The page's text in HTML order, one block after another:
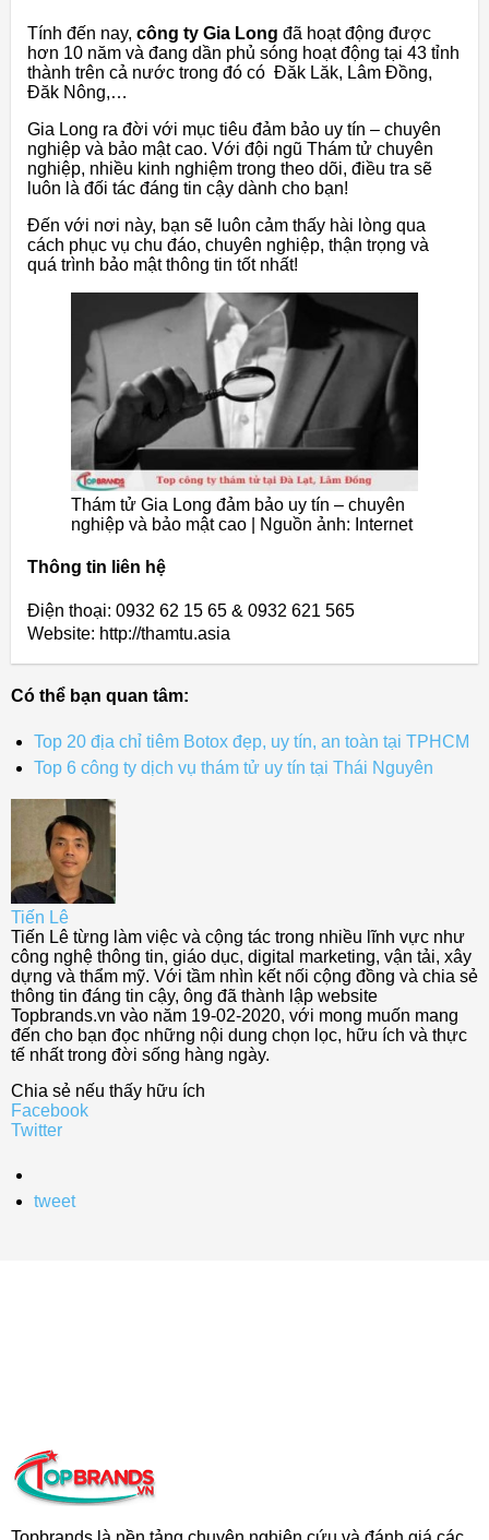
Tính đến nay, công ty Gia Long đã hoạt động được
hơn 10 năm và đang dần phủ sóng hoạt động tại 43 tỉnh
thành trên cả nước trong đó có Đăk Lăk, Lâm Đồng,
Đăk Nông,…
Gia Long ra đời với mục tiêu đảm bảo uy tín – chuyên
nghiệp và bảo mật cao. Với đội ngũ Thám tử chuyên
nghiệp, nhiều kinh nghiệm trong theo dõi, điều tra sẽ
luôn là đối tác đáng tin cậy dành cho bạn!
Đến với nơi này, bạn sẽ luôn cảm thấy hài lòng qua
cách phục vụ chu đáo, chuyên nghiệp, thận trọng và
quá trình bảo mật thông tin tốt nhất!
Thám tử Gia Long đảm bảo uy tín – chuyên
nghiệp và bảo mật cao | Nguồn ảnh: Internet
Thông tin liên hệ
Điện thoại: 0932 62 15 65 & 0932 621 565
Website: http://thamtu.asia
Có thể bạn quan tâm:
Top 20 địa chỉ tiêm Botox đẹp, uy tín, an toàn tại TPHCM
Top 6 công ty dịch vụ thám tử uy tín tại Thái Nguyên
Tiến Lê
Tiến Lê từng làm việc và cộng tác trong nhiều lĩnh vực như
công nghệ thông tin, giáo dục, digital marketing, vận tải, xây
dựng và thẩm mỹ. Với tầm nhìn kết nối cộng đồng và chia sẻ
thông tin đáng tin cậy, ông đã thành lập website
Topbrands.vn vào năm 19-02-2020, với mong muốn mang
đến cho bạn đọc những nội dung chọn lọc, hữu ích và thực
tế nhất trong đời sống hàng ngày.
Chia sẻ nếu thấy hữu ích
Facebook
Twitter
tweet